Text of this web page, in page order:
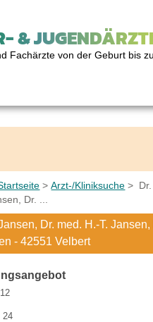
&
Fachärzte von der Geburt bis
>Arzt-/Kliniksuche > Dr.
Dr. ...
Dr. med. H.-T. Jansen,
- 42551 Velbert
24